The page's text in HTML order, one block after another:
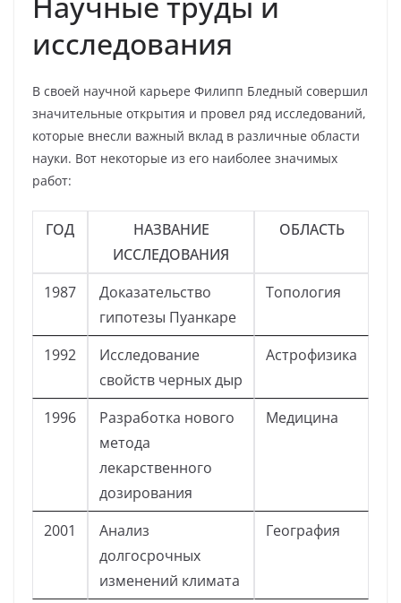
исследования
В своей научной карьере Филипп Бледный совершил
значительные открытия и провел ряд исследований,
которые внесли важный вклад в различные области
науки. Вот некоторые из его наиболее значимых
работ:
ГОД
НАЗВАНИЕ
ИССЛЕДОВАНИЯ
ОБЛАСТЬ
1987
Доказательство
гипотезы Пуанкаре
Топология
1992
Исследование
свойств черных дыр
Астрофизика
1996
Разработка нового
метода
лекарственного
дозирования
Медицина
2001
Анализ
долгосрочных
изменений климата
География